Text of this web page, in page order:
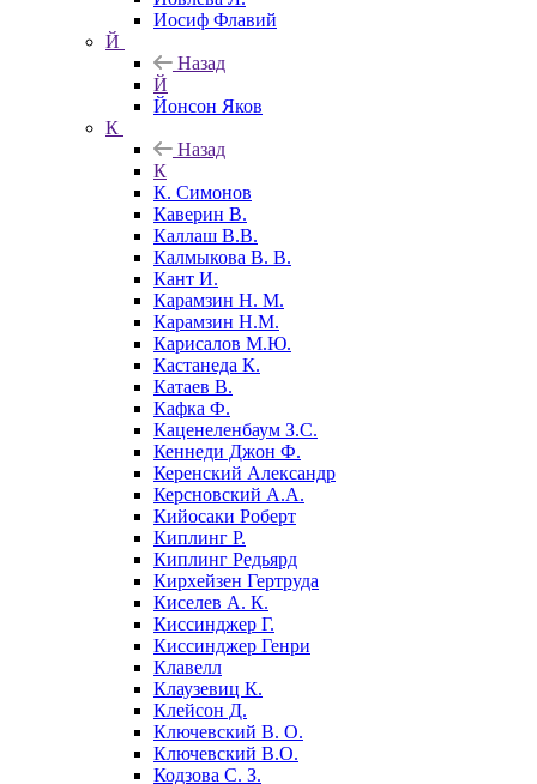
Иосиф Флавий
Й
Назад
Й
Йонсон Яков
К
Назад
К
К. Симонов
Каверин В.
Каллаш В.В.
Калмыкова В. В.
Кант И.
Карамзин Н. М.
Карамзин Н.М.
Карисалов М.Ю.
Кастанеда К.
Катаев В.
Кафка Ф.
Каценеленбаум З.С.
Кеннеди Джон Ф.
Керенский Александр
Керсновский А.А.
Кийосаки Роберт
Киплинг Р.
Киплинг Редьярд
Кирхейзен Гертруда
Киселев А. К.
Киссинджер Г.
Киссинджер Генри
Клавелл
Клаузевиц К.
Клейсон Д.
Ключевский В. О.
Ключевский В.О.
Кодзова С. З.